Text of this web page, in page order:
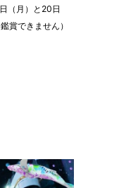
（月）と20日
賞できません）